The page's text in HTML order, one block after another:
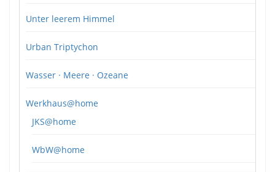
Unter leerem Himmel
Urban Triptychon
Wasser · Meere · Ozeane
Werkhaus@home
JKS@home
WbW@home